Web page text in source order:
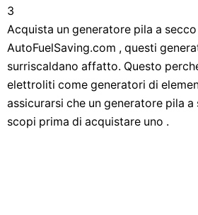
3
Acquista un generatore pila a
AutoFuelSaving.com , questi
surriscaldano affatto. Questo
elettroliti come generatori di
assicurarsi che un generatore pila
scopi prima di acquistare uno .